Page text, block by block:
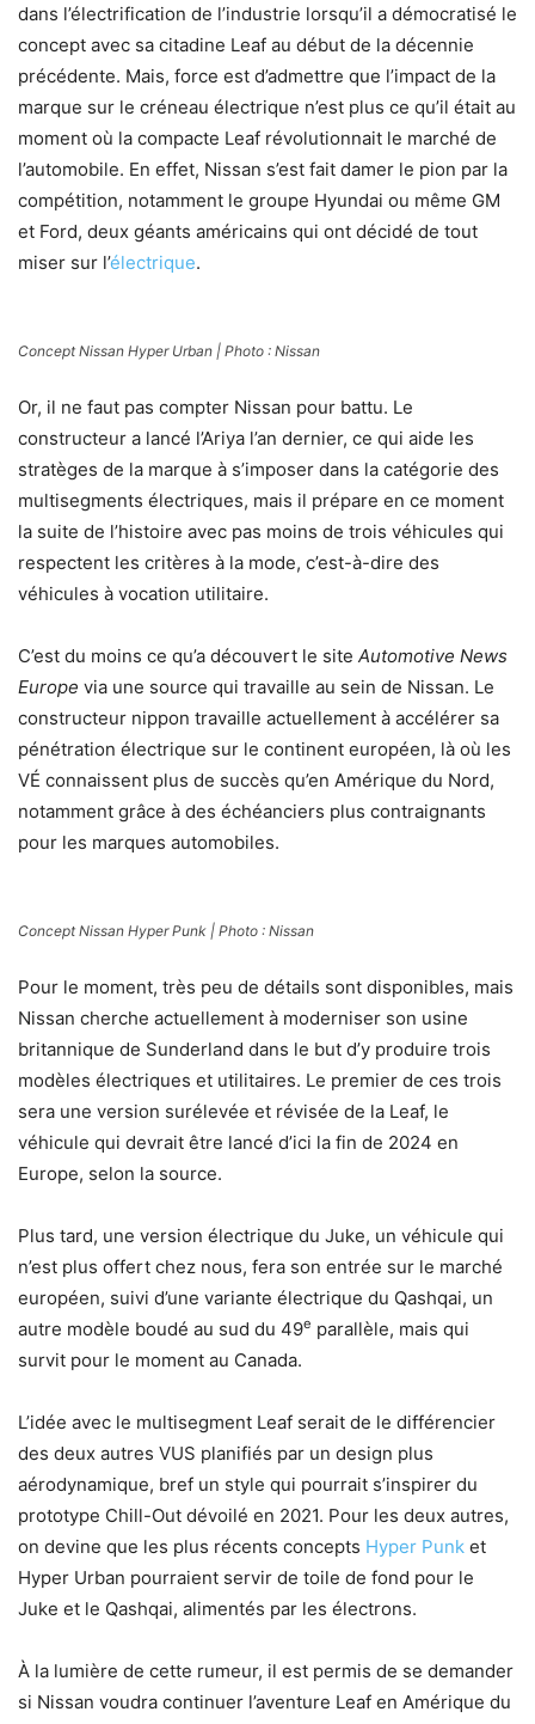
dans l’électrification de l’industrie lorsqu’il a démocratisé le
concept avec sa citadine Leaf au début de la décennie
précédente. Mais, force est d’admettre que l’impact de la
marque sur le créneau électrique n’est plus ce qu’il était au
moment où la compacte Leaf révolutionnait le marché de
l’automobile. En effet, Nissan s’est fait damer le pion par la
compétition, notamment le groupe Hyundai ou même GM
et Ford, deux géants américains qui ont décidé de tout
miser sur l’électrique.
Concept Nissan Hyper Urban | Photo : Nissan
Or, il ne faut pas compter Nissan pour battu. Le
constructeur a lancé l’Ariya l’an dernier, ce qui aide les
stratèges de la marque à s’imposer dans la catégorie des
multisegments électriques, mais il prépare en ce moment
la suite de l’histoire avec pas moins de trois véhicules qui
respectent les critères à la mode, c’est-à-dire des
véhicules à vocation utilitaire.
C’est du moins ce qu’a découvert le site Automotive News
Europe via une source qui travaille au sein de Nissan. Le
constructeur nippon travaille actuellement à accélérer sa
pénétration électrique sur le continent européen, là où les
VÉ connaissent plus de succès qu’en Amérique du Nord,
notamment grâce à des échéanciers plus contraignants
pour les marques automobiles.
Concept Nissan Hyper Punk | Photo : Nissan
Pour le moment, très peu de détails sont disponibles, mais
Nissan cherche actuellement à moderniser son usine
britannique de Sunderland dans le but d’y produire trois
modèles électriques et utilitaires. Le premier de ces trois
sera une version surélevée et révisée de la Leaf, le
véhicule qui devrait être lancé d’ici la fin de 2024 en
Europe, selon la source.
Plus tard, une version électrique du Juke, un véhicule qui
n’est plus offert chez nous, fera son entrée sur le marché
européen, suivi d’une variante électrique du Qashqai, un
autre modèle boudé au sud du 49e parallèle, mais qui
survit pour le moment au Canada.
L’idée avec le multisegment Leaf serait de le différencier
des deux autres VUS planifiés par un design plus
aérodynamique, bref un style qui pourrait s’inspirer du
prototype Chill-Out dévoilé en 2021. Pour les deux autres,
on devine que les plus récents concepts Hyper Punk et
Hyper Urban pourraient servir de toile de fond pour le
Juke et le Qashqai, alimentés par les électrons.
À la lumière de cette rumeur, il est permis de se demander
si Nissan voudra continuer l’aventure Leaf en Amérique du